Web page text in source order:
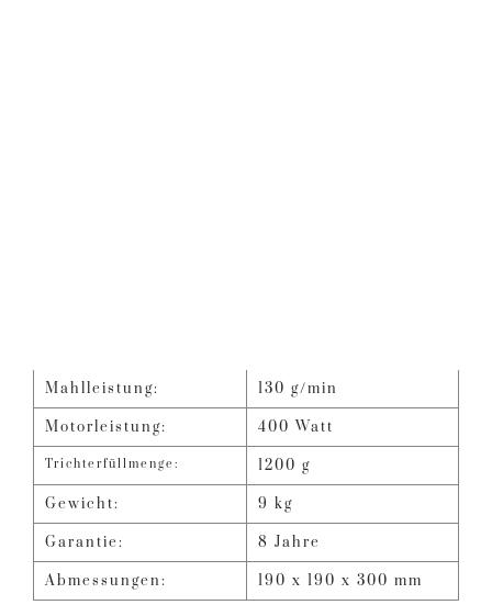
Mahlleistung: 130 g/min
Motorleistung: 400 Watt
Trichterfüllmenge: 1200 g
Gewicht: 9 kg
Garantie: 8 Jahre
Abmessungen: 190 x 190 x 300 mm